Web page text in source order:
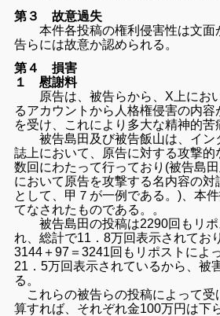
第３ 故意過失
本件各投稿の権利侵害性は文面
告らには故意か認められる。
第４ 損害
１ 慰謝料
原告は、被告らから、X上にお
るアカウントから人格権侵害の内
を受け、これにより多大な精神的苦
被告島田及び被告飯山は、イン
誌上において、 原告に対する攻撃
数回にわたって行っており (被告島
において原告を攻撃する名内容の対
として、甲７が一例である。)、本
てなされたものである。。
被告島田の投稿は2290回もリポ
れ、総計で11．8万回表示されてお
3144＋97＝3241回もリポストによ
21．5万回表示されているから、被
る。
これらの被告らの投稿によって受
算すれば、 それぞれ金100万円は下